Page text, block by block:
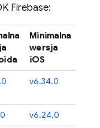
Firebase:
Minimalna
wersja
iOS
v6.34.0
v6.24.0